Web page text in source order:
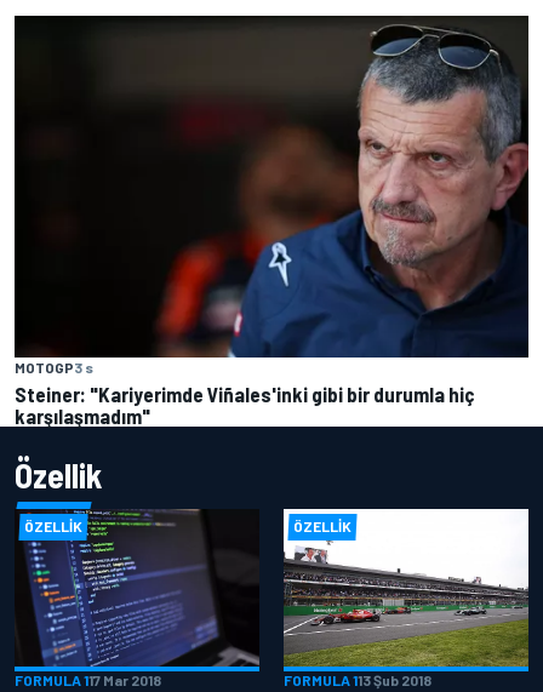
MOTOGP3 s
Steiner: "Kariyerimde Viñales'inki gibi bir durumla hiç
karşılaşmadım"
Özellik
ÖZELLIK
FORMULA 117 Mar 2018
ÖZELLIK
FORMULA 113 Şub 2018